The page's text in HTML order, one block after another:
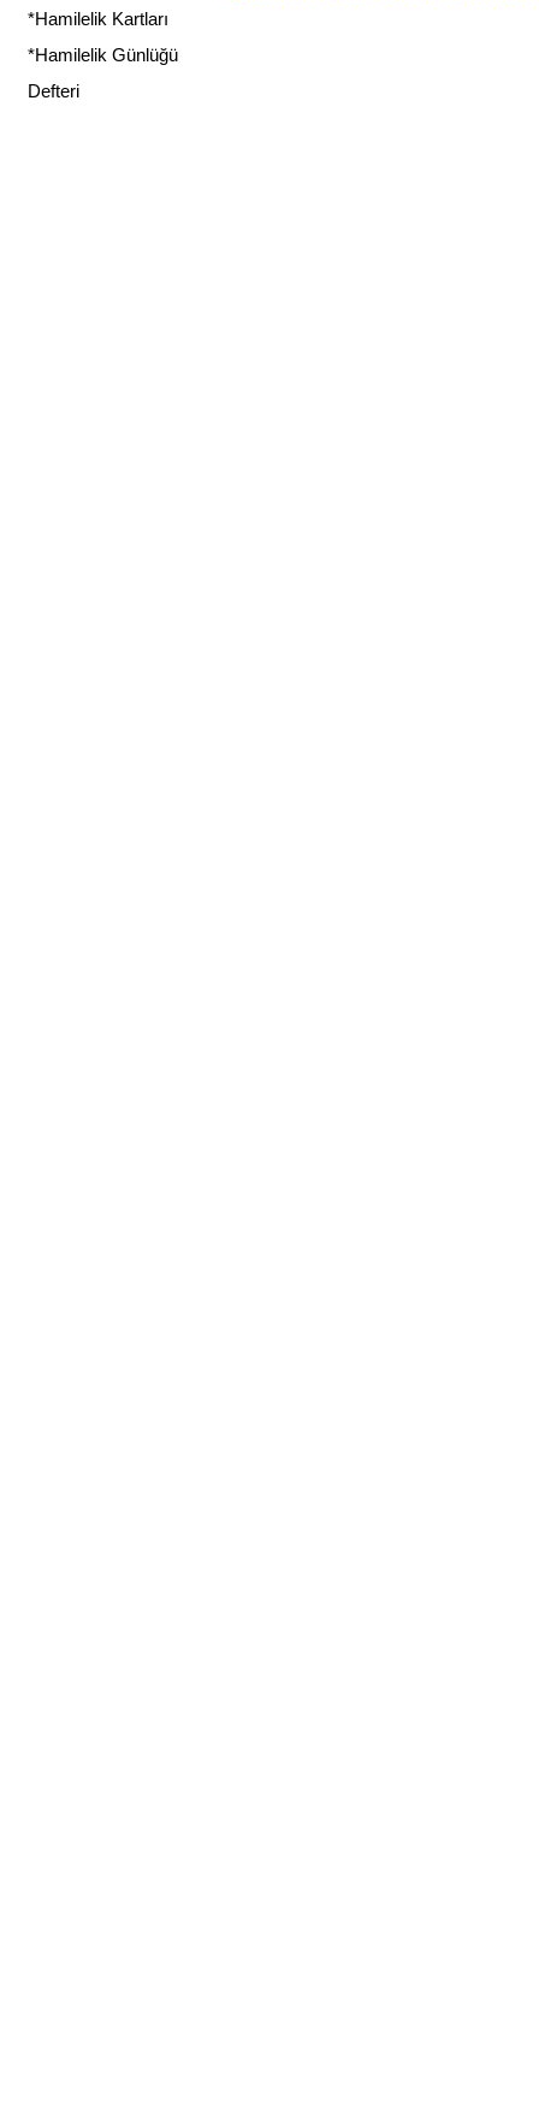
*Hamilelik Kartları
*Hamilelik Günlüğü
Defteri